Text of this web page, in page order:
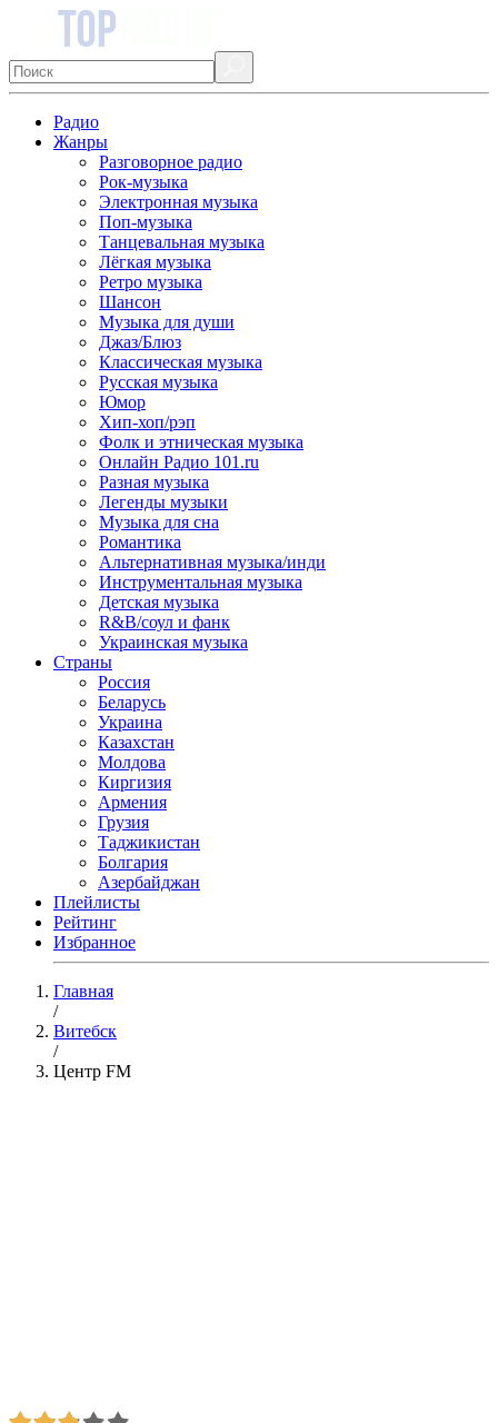
Радио
Жанры
Разговорное радио
Рок-музыка
Электронная музыка
Поп-музыка
Танцевальная музыка
Лёгкая музыка
Ретро музыка
Шансон
Музыка для души
Джаз/Блюз
Классическая музыка
Русская музыка
Юмор
Хип-хоп/рэп
Фолк и этническая музыка
Онлайн Радио 101.ru
Разная музыка
Легенды музыки
Музыка для сна
Романтика
Альтернативная музыка/инди
Инструментальная музыка
Детская музыка
R&B/cоул и фанк
Украинская музыка
Страны
Россия
Беларусь
Украина
Казахстан
Молдова
Киргизия
Армения
Грузия
Таджикистан
Болгария
Азербайджан
Плейлисты
Рейтинг
Избранное
Главная
/
Витебск
/
Центр FM